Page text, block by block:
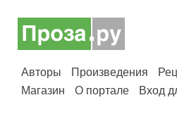
Авторы Произведения
Магазин
О портале Вход